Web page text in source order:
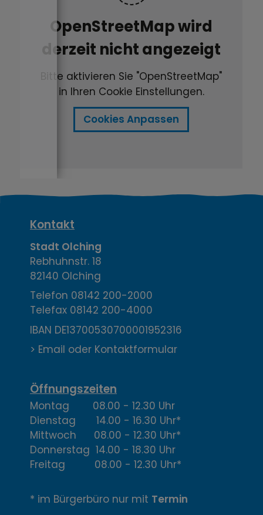
OpenStreetMap wird
derzeit nicht angezeigt
Bitte aktivieren Sie "OpenStreetMap"
in Ihren Cookie Einstellungen.
Cookies Anpassen
K
o
n
t
a
k
,
Ö
f
f
n
Kontakt
Stadt Olching
Rebhuhnstr. 18
82140 Olching
Telefon 08142 200-2000
Telefax 08142 200-4000
IBAN DE13700530700001952316
> Email oder Kontaktformular
Öffnungszeiten
Montag 08.00 - 12.30 Uhr
Dienstag 14.00 - 16.30 Uhr*
Mittwoch 08.00 - 12.30 Uhr*
Donnerstag 14.00 - 18.30 Uhr
Freitag 08.00 - 12.30 Uhr*
* im Bürgerbüro nur mit Termin